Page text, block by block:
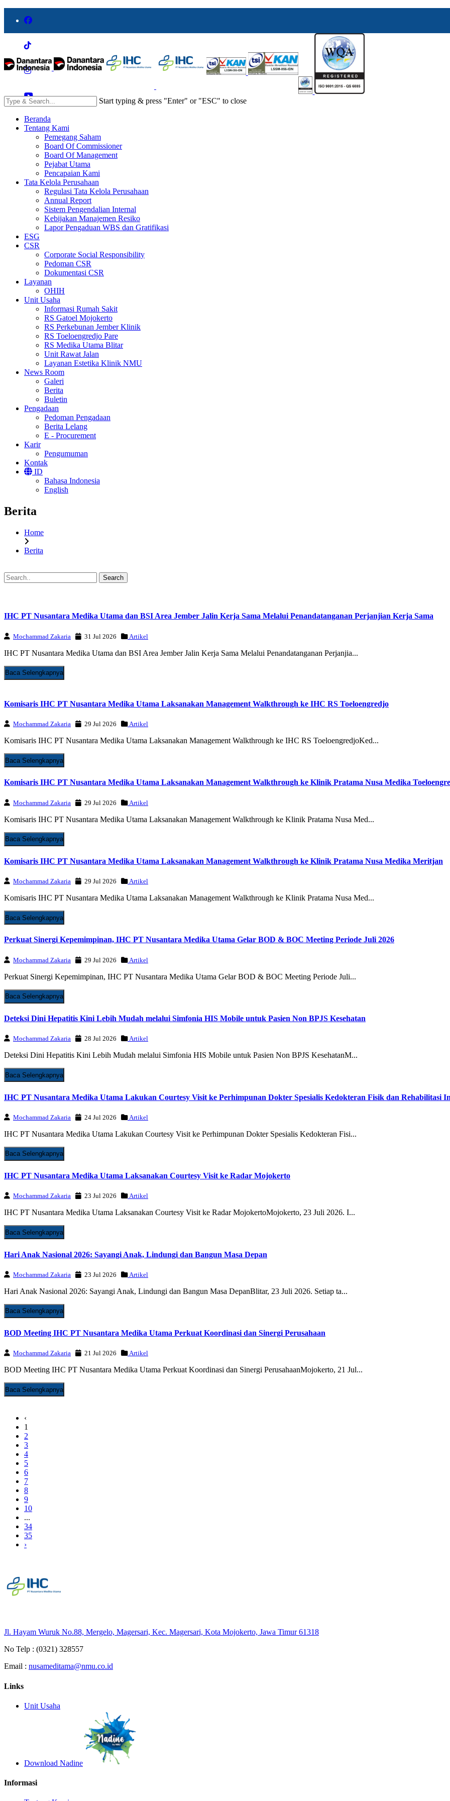
Start typing & press "Enter" or "ESC" to close
Beranda
Tentang Kami
Pemegang Saham
Board Of Commissioner
Board Of Management
Pejabat Utama
Pencapaian Kami
Tata Kelola Perusahaan
Regulasi Tata Kelola Perusahaan
Annual Report
Sistem Pengendalian Internal
Kebijakan Manajemen Resiko
Lapor Pengaduan WBS dan Gratifikasi
ESG
CSR
Corporate Social Responsibility
Pedoman CSR
Dokumentasi CSR
Layanan
OHIH
Unit Usaha
Informasi Rumah Sakit
RS Gatoel Mojokerto
RS Perkebunan Jember Klinik
RS Toeloengredjo Pare
RS Medika Utama Blitar
Unit Rawat Jalan
Layanan Estetika Klinik NMU
News Room
Galeri
Berita
Buletin
Pengadaan
Pedoman Pengadaan
Berita Lelang
E - Procurement
Karir
Pengumuman
Kontak
ID
Bahasa Indonesia
English
Berita
Home
Berita
Search
IHC PT Nusantara Medika Utama dan BSI Area Jember Jalin Kerja Sama Melalui Penandatanganan Perjanjian Kerja Sama
Mochammad Zakaria 31 Jul 2026 Artikel
IHC PT Nusantara Medika Utama dan BSI Area Jember Jalin Kerja Sama Melalui Penandatanganan Perjanjia...
Baca Selengkapnya
Komisaris IHC PT Nusantara Medika Utama Laksanakan Management Walkthrough ke IHC RS Toeloengredjo
Mochammad Zakaria 29 Jul 2026 Artikel
Komisaris IHC PT Nusantara Medika Utama Laksanakan Management Walkthrough ke IHC RS ToeloengredjoKed...
Baca Selengkapnya
Komisaris IHC PT Nusantara Medika Utama Laksanakan Management Walkthrough ke Klinik Pratama Nusa Medika
Mochammad Zakaria 29 Jul 2026 Artikel
Komisaris IHC PT Nusantara Medika Utama Laksanakan Management Walkthrough ke Klinik Pratama Nusa Med...
Baca Selengkapnya
Komisaris IHC PT Nusantara Medika Utama Laksanakan Management Walkthrough ke Klinik Pratama Nusa Medika Meritjan
Mochammad Zakaria 29 Jul 2026 Artikel
Komisaris IHC PT Nusantara Medika Utama Laksanakan Management Walkthrough ke Klinik Pratama Nusa Med...
Baca Selengkapnya
Perkuat Sinergi Kepemimpinan, IHC PT Nusantara Medika Utama Gelar BOD & BOC Meeting Periode Juli 2026
Mochammad Zakaria 29 Jul 2026 Artikel
Perkuat Sinergi Kepemimpinan, IHC PT Nusantara Medika Utama Gelar BOD & BOC Meeting Periode Juli...
Baca Selengkapnya
Deteksi Dini Hepatitis Kini Lebih Mudah melalui Simfonia HIS Mobile untuk Pasien Non BPJS Kesehatan
Mochammad Zakaria 28 Jul 2026 Artikel
Deteksi Dini Hepatitis Kini Lebih Mudah melalui Simfonia HIS Mobile untuk Pasien Non BPJS KesehatanM...
Baca Selengkapnya
IHC PT Nusantara Medika Utama Lakukan Courtesy Visit ke Perhimpunan Dokter Spesialis Kedokteran Fisik dan Rehabilitasi
Mochammad Zakaria 24 Jul 2026 Artikel
IHC PT Nusantara Medika Utama Lakukan Courtesy Visit ke Perhimpunan Dokter Spesialis Kedokteran Fisi...
Baca Selengkapnya
IHC PT Nusantara Medika Utama Laksanakan Courtesy Visit ke Radar Mojokerto
Mochammad Zakaria 23 Jul 2026 Artikel
IHC PT Nusantara Medika Utama Laksanakan Courtesy Visit ke Radar MojokertoMojokerto, 23 Juli 2026. I...
Baca Selengkapnya
Hari Anak Nasional 2026: Sayangi Anak, Lindungi dan Bangun Masa Depan
Mochammad Zakaria 23 Jul 2026 Artikel
Hari Anak Nasional 2026: Sayangi Anak, Lindungi dan Bangun Masa DepanBlitar, 23 Juli 2026. Setiap ta...
Baca Selengkapnya
BOD Meeting IHC PT Nusantara Medika Utama Perkuat Koordinasi dan Sinergi Perusahaan
Mochammad Zakaria 21 Jul 2026 Artikel
BOD Meeting IHC PT Nusantara Medika Utama Perkuat Koordinasi dan Sinergi PerusahaanMojokerto, 21 Jul...
Baca Selengkapnya
‹
1
2
3
4
5
6
7
8
9
10
...
34
35
›
Jl. Hayam Wuruk No.88, Mergelo, Magersari, Kec. Magersari, Kota Mojokerto, Jawa Timur 61318
No Telp : (0321) 328557
Email : nusameditama@nmu.co.id
Links
Unit Usaha
Download Nadine
Informasi